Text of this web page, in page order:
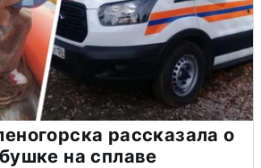
рассказала о
на сплаве